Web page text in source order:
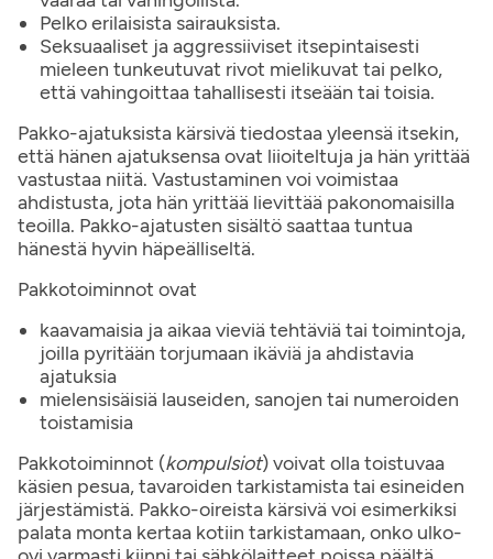
Pelko erilaisista sairauksista.
Seksuaaliset ja aggressiiviset itsepintaisesti
mieleen tunkeutuvat rivot mielikuvat tai pelko,
että vahingoittaa tahallisesti itseään tai toisia.
Pakko-ajatuksista kärsivä tiedostaa yleensä itsekin,
että hänen ajatuksensa ovat liioiteltuja ja hän yrittää
vastustaa niitä. Vastustaminen voi voimistaa
ahdistusta, jota hän yrittää lievittää pakonomaisilla
teoilla. Pakko-ajatusten sisältö saattaa tuntua
hänestä hyvin häpeälliseltä.
Pakkotoiminnot ovat
kaavamaisia ja aikaa vieviä tehtäviä tai toimintoja,
joilla pyritään torjumaan ikäviä ja ahdistavia
ajatuksia
mielensisäisiä lauseiden, sanojen tai numeroiden
toistamisia
Pakkotoiminnot (kompulsiot) voivat olla toistuvaa
käsien pesua, tavaroiden tarkistamista tai esineiden
järjestämistä. Pakko-oireista kärsivä voi esimerkiksi
palata monta kertaa kotiin tarkistamaan, onko ulko-